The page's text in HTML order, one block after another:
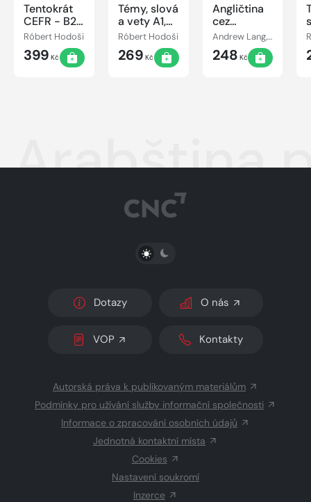
Tentokrát
CEFR - B2,
anglicky-
slovensky
Róbert Hodoši
399 Kč
Témy, slová
a vety A1,
ENG-SK
Róbert Hodoši
269 Kč
Angličtina
cez
rozprávky
(7+)
Andrew Lang, Róbert Hodoši
248 Kč
Arabština
PŘEPNOUT SVĚTLÝ/TMAVÝ REŽIM
Dotazy O nás
VOP Kontakty
Autorská práva k publikovaným materiálům
Podmínky pro užívání služby informační společnosti
Informace o zpracování osobních údajů
Jednotná kontaktní místa
Cookies
Nastavení soukromí
Inzerce